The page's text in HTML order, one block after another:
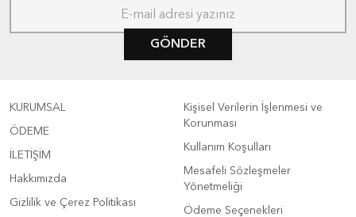
GÖNDER
KURUMSAL
ÖDEME
İLETİŞİM
Hakkımızda
Gizlilik ve Çerez Politikası
Kişisel Verilerin İşlenmesi ve
Korunması
Kullanım Koşulları
Mesafeli Sözleşmeler
Yönetmeliği
Ödeme Seçenekleri